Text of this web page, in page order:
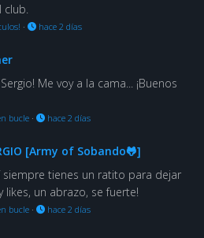
club.
· hace 2 días
Sergio! Me voy a la cama... ¡Buenos
bucle · hace 2 días
[Army of Sobando🐸]
siempre tienes un ratito para dejar
likes, un abrazo, se fuerte!
bucle · hace 2 días